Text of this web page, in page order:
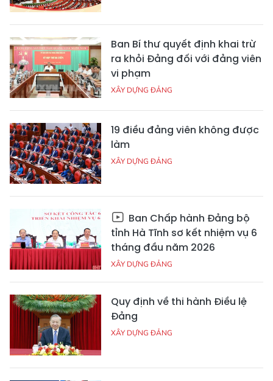
Ban Bí thư quyết định khai trừ
ra khỏi Đảng đối với đảng viên
vi phạm
XÂY DỰNG ĐẢNG
19 điều đảng viên không được
làm
XÂY DỰNG ĐẢNG
Ban Chấp hành Đảng bộ
tỉnh Hà Tĩnh sơ kết nhiệm vụ 6
tháng đầu năm 2026
XÂY DỰNG ĐẢNG
Quy định về thi hành Điều lệ
Đảng
XÂY DỰNG ĐẢNG